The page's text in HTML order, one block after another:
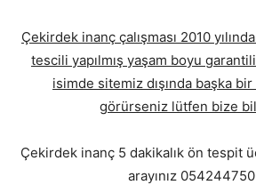
Çekirdek inanç çalışması 2010
tescili yapılmış yaşam boyu
isimde sitemiz dışında başka
görürseniz lütfen bize
Çekirdek inanç 5 dakikalık ön tespit
arayınız